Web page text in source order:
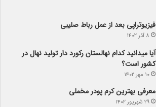
فیزیوتراپی بعد از عمل رباط صلیبی
۸ آذر ۱۴۰۲
آیا می­دانید کدام نهالستان رکورد دار تولید نهال­ در
کشور است؟
۱۰ مهر ۱۴۰۲
معرفی بهترین کرم پودر مخملی
۲۹ شهریور ۱۴۰۲